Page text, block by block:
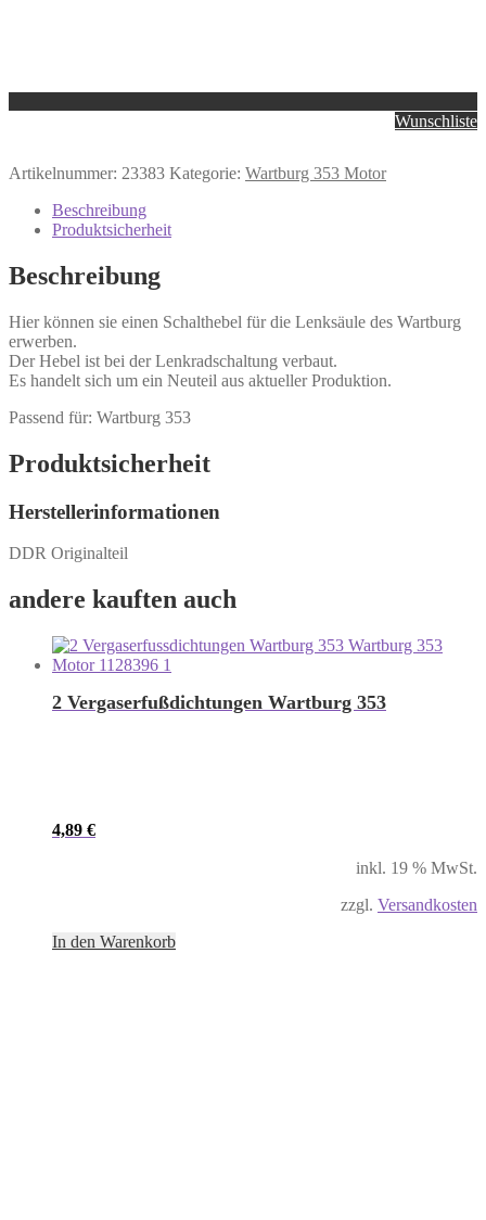
Wunschliste
Artikelnummer: 23383 Kategorie: Wartburg 353 Motor
Beschreibung
Produktsicherheit
Beschreibung
Hier können sie einen Schalthebel für die Lenksäule des Wartburg
erwerben.
Der Hebel ist bei der Lenkradschaltung verbaut.
Es handelt sich um ein Neuteil aus aktueller Produktion.
Passend für: Wartburg 353
Produktsicherheit
Herstellerinformationen
DDR Originalteil
andere kauften auch
2 Vergaserfußdichtungen Wartburg 353
4,89 €
inkl. 19 % MwSt.
zzgl. Versandkosten
In den Warenkorb